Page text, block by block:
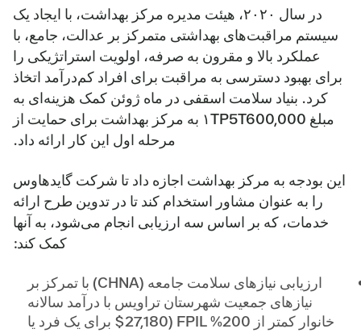
در سال ۲۰۲۰، هیئت مدیره مرکز بهداشت، با ایجاد یک
سیستم مراقبت‌های بهداشتی متمرکز بر عدالت، جامع، با
عملکرد بالا و مقرون به صرفه، اولویت استراتژیکی را
برای بهبود دسترسی به مراقبت برای افراد کم‌درآمد اتخاذ
کرد. بنیاد سلامت اسقفی در ماه ژوئن کمک هزینه‌ای به
مبلغ ۱TP5T600,000 به مرکز بهداشت برای حمایت از
مرحله اول این کار ارائه داد.
این بودجه به مرکز بهداشت اجازه داد تا شرکت گایدهاوس
را به عنوان مشاور استخدام کند تا در تدوین طرح ارائه
خدمات، که بر اساس سه ارزیابی انجام می‌شود، به آنها
کمک کند:
ارزیابی نیازهای سلامت جامعه (CHNA) با تمرکز بر
نیازهای جمعیت شهرستان تراویس با درآمد سالانه
خانوار کمتر از 200% FPIL ($27,180 برای یک فرد یا